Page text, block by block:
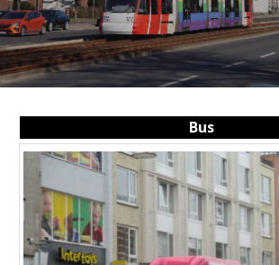
Bus